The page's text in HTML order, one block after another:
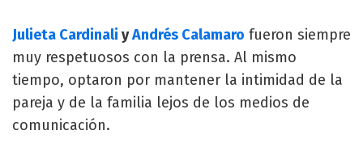
Julieta Cardinali yAndrés Calamaro fueron siempre
muy respetuosos con la prensa. Al mismo
tiempo, optaron por mantener la intimidad de la
pareja y de la familia lejos de los medios de
comunicación.